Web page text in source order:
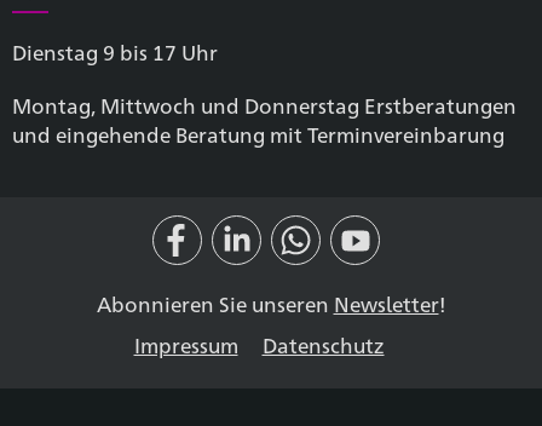
Dienstag 9 bis 17 Uhr
Montag, Mittwoch und Donnerstag Erstberatungen
und eingehende Beratung mit Terminvereinbarung
Abonnieren Sie unseren Newsletter!
Impressum
Datenschutz